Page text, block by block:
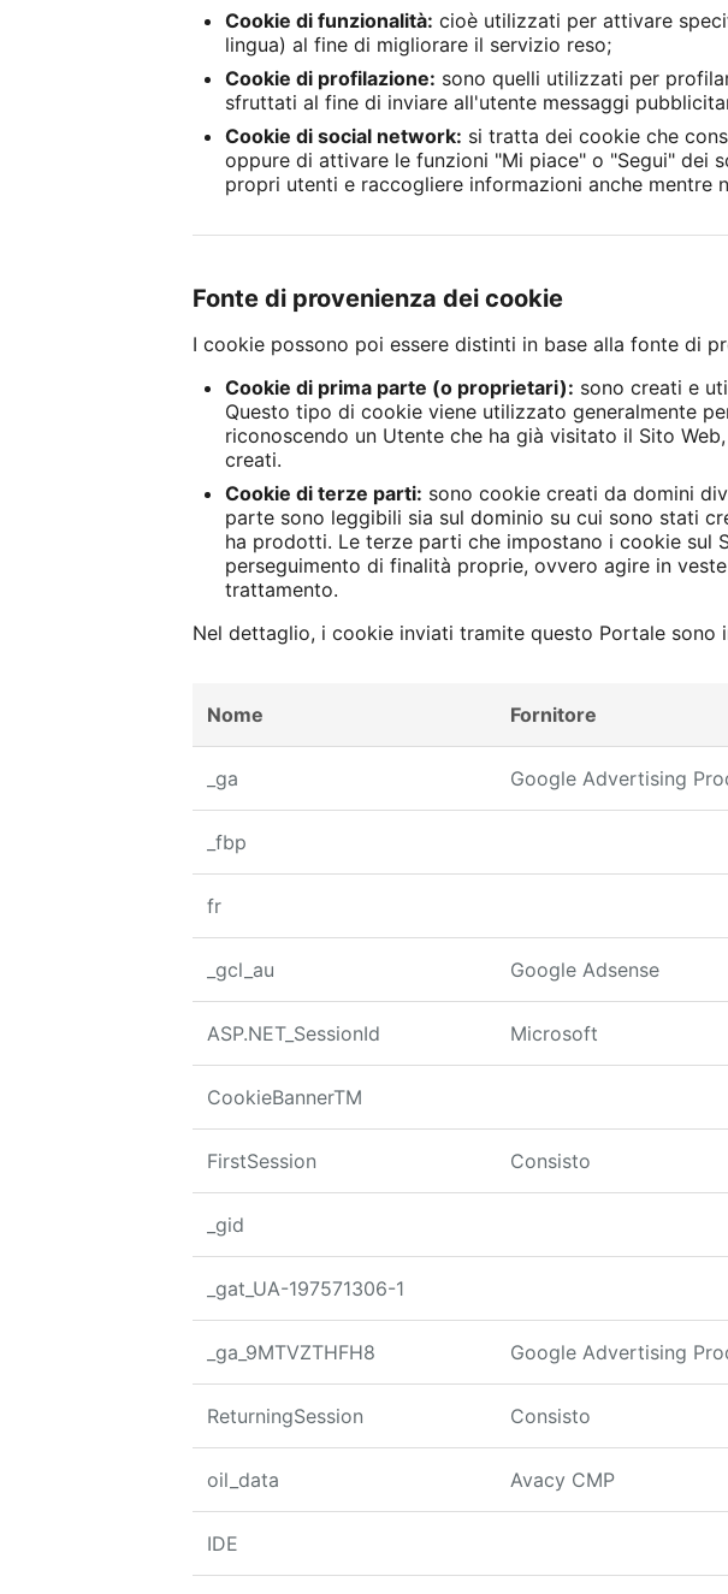
Cookie di funzionalità: cioè utilizzati per attivare
lingua) al fine di migliorare il servizio reso;
Cookie di profilazione: sono quelli utilizzati per
sfruttati al fine di inviare all'utente messaggi
Cookie di social network: si tratta dei cookie che
oppure di attivare le funzioni "Mi piace" o "Segui" dei
propri utenti e raccogliere informazioni anche mentre
Fonte di provenienza dei cookie
I cookie possono poi essere distinti in base alla fonte di
Cookie di prima parte (o proprietari): sono creati e
Questo tipo di cookie viene utilizzato generalmente
riconoscendo un Utente che ha già visitato il Sito
creati.
Cookie di terze parti: sono cookie creati da domini
parte sono leggibili sia sul dominio su cui sono stati
ha prodotti. Le terze parti che impostano i cookie sul
perseguimento di finalità proprie, ovvero agire in
trattamento.
Nel dettaglio, i cookie inviati tramite questo Portale sono
Nome Fornitore
_ga Google Advertising
_fbp
fr
_gcl_au Google Adsense
ASP.NET_SessionId Microsoft
CookieBannerTM
FirstSession Consisto
_gid
_gat_UA-197571306-1
_ga_9MTVZTHFH8 Google Advertising
ReturningSession Consisto
oil_data Avacy CMP
IDE